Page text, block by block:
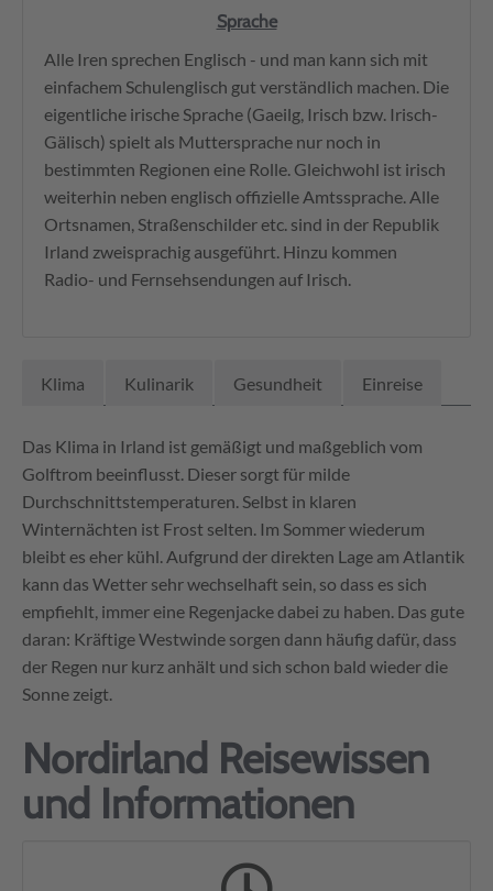
Sprache
Alle Iren sprechen Englisch - und man kann sich mit
einfachem Schulenglisch gut verständlich machen. Die
eigentliche irische Sprache (Gaeilg, Irisch bzw. Irisch-
Gälisch) spielt als Muttersprache nur noch in
bestimmten Regionen eine Rolle. Gleichwohl ist irisch
weiterhin neben englisch offizielle Amtssprache. Alle
Ortsnamen, Straßenschilder etc. sind in der Republik
Irland zweisprachig ausgeführt. Hinzu kommen
Radio- und Fernsehsendungen auf Irisch.
Klima Kulinarik Gesundheit Einreise
Das Klima in Irland ist gemäßigt und maßgeblich vom
Golftrom beeinflusst. Dieser sorgt für milde
Durchschnittstemperaturen. Selbst in klaren
Winternächten ist Frost selten. Im Sommer wiederum
bleibt es eher kühl. Aufgrund der direkten Lage am Atlantik
kann das Wetter sehr wechselhaft sein, so dass es sich
empfiehlt, immer eine Regenjacke dabei zu haben. Das gute
daran: Kräftige Westwinde sorgen dann häufig dafür, dass
der Regen nur kurz anhält und sich schon bald wieder die
Sonne zeigt.
Nordirland Reisewissen
und Informationen